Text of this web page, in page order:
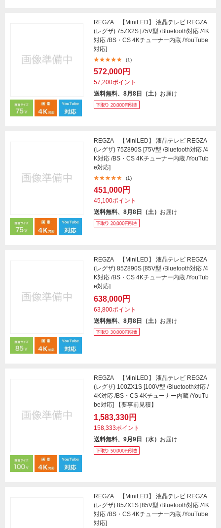
REGZA 【MiniLED】 液晶テレビ REGZA
(レグザ) 75ZX2S [75V型 /Bluetooth対応 /4K
対応 /BS・CS 4Kチューナー内蔵 /YouTube
対応]
(1)
572,000円
57,200ポイント
送料無料、8月8日（土） お届け
REGZA 【MiniLED】 液晶テレビ REGZA
(レグザ) 75Z890S [75V型 /Bluetooth対応 /4
K対応 /BS・CS 4Kチューナー内蔵 /YouTub
e対応]
(1)
451,000円
45,100ポイント
送料無料、8月8日（土） お届け
REGZA 【MiniLED】 液晶テレビ REGZA
(レグザ) 85Z890S [85V型 /Bluetooth対応 /4
K対応 /BS・CS 4Kチューナー内蔵 /YouTub
e対応]
638,000円
63,800ポイント
送料無料、8月8日（土） お届け
REGZA 【MiniLED】 液晶テレビ REGZA
(レグザ) 100ZX1S [100V型 /Bluetooth対応 /
4K対応 /BS・CS 4Kチューナー内蔵 /YouTu
be対応] 【要事前見積】
1,583,330円
158,333ポイント
送料無料、9月9日（水） お届け
REGZA 【MiniLED】 液晶テレビ REGZA
(レグザ) 85ZX1S [85V型 /Bluetooth対応 /4K
対応 /BS・CS 4Kチューナー内蔵 /YouTube
対応]